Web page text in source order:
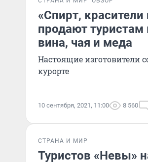
«Спирт,
продают
вина, чая и меда
Настоящие изготовители
курорте
10 сентября, 2021, 11:00 8 560
СТРАНА И МИР
Туристов «Невы»